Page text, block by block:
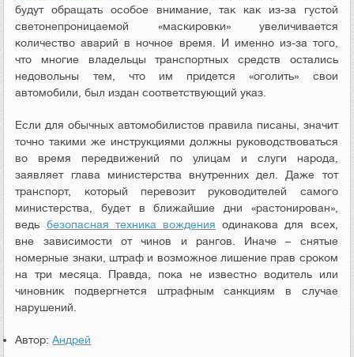
будут обращать особое внимание, так как из-за густой
светонепроницаемой «маскировки» увеличивается
количество аварий в ночное время. И именно из-за того,
что многие владельцы транспортных средств остались
недовольны тем, что им придется «оголить» свои
автомобили, был издан соответствующий указ.
Если для обычных автомобилистов правила писаны, значит
точно такими же инструкциями должны руководствоваться
во время передвижений по улицам и слуги народа,
заявляет глава министерства внутренних дел. Даже тот
транспорт, который перевозит руководителей самого
министерства, будет в ближайшие дни «растонирован»,
ведь безопасная техника вождения одинакова для всех,
вне зависимости от чинов и рангов. Иначе – снятые
номерные знаки, штраф и возможное лишение прав сроком
на три месяца. Правда, пока не известно водитель или
чиновник подвергнется штрафным санкциям в случае
нарушений.
Автор:Андрей